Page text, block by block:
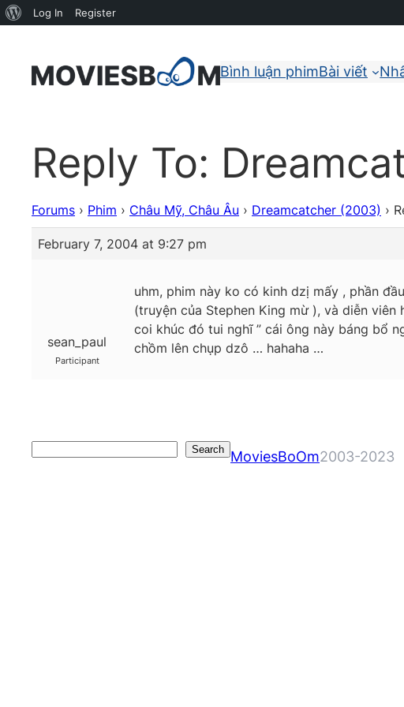
Bình luận phimBài viết
Reply To:
Forums › Phim › Châu Mỹ, Châu Âu › Dreamcatcher (2003) ›
February 7, 2004 at 9:27 pm
sean_paul
Participant
uhm, phim này ko có kinh dzị mấy , phần
(truyện của Stephen King mừ ), và diễn
coi khúc đó tui nghĩ ” cái ông này báng bổ
chồm lên chụp dzô … hahaha …
Search MoviesBoOm2003-2023
About
Log In Register